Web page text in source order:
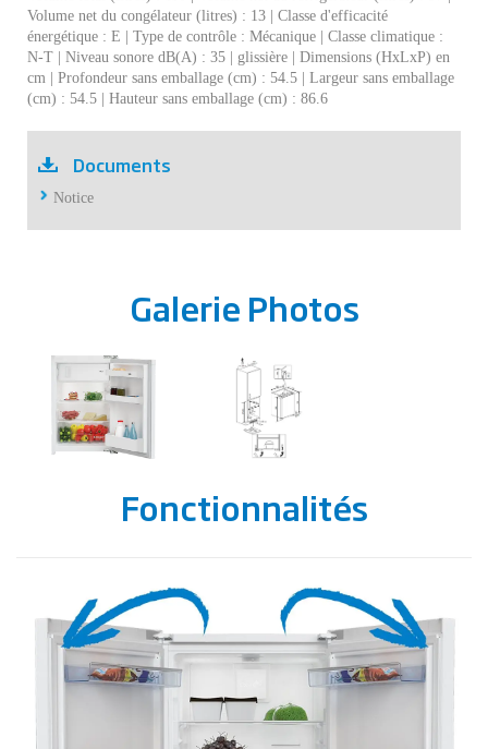
Volume net du congélateur (litres) : 13 | Classe d'efficacité
énergétique : E | Type de contrôle : Mécanique | Classe climatique :
N-T | Niveau sonore dB(A) : 35 | glissière | Dimensions (HxLxP) en
cm | Profondeur sans emballage (cm) : 54.5 | Largeur sans emballage
(cm) : 54.5 | Hauteur sans emballage (cm) : 86.6
Documents
Notice
Galerie Photos
Fonctionnalités